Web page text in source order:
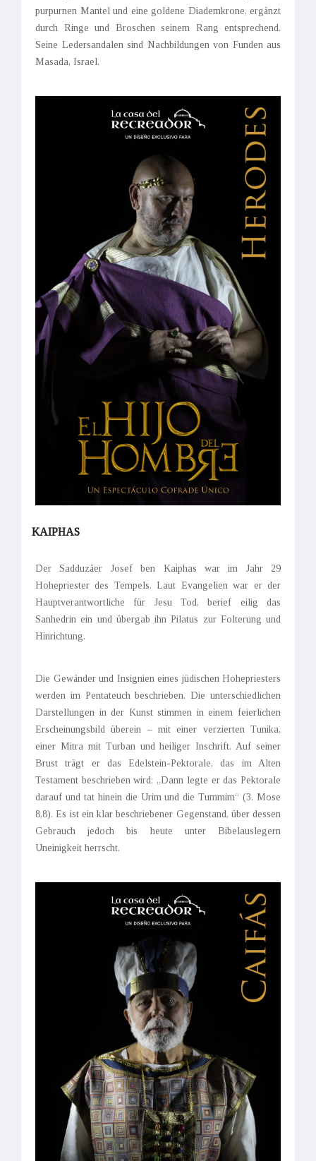
purpurnen Mantel und eine goldene Diademkrone, ergänzt
durch Ringe und Broschen seinem Rang entsprechend.
Seine Ledersandalen sind Nachbildungen von Funden aus
Masada, Israel.
KAIPHAS
Der Sadduzäer Josef ben Kaiphas war im Jahr 29
Hohepriester des Tempels. Laut Evangelien war er der
Hauptverantwortliche für Jesu Tod, berief eilig das
Sanhedrin ein und übergab ihn Pilatus zur Folterung und
Hinrichtung.
Die Gewänder und Insignien eines jüdischen Hohepriesters
werden im Pentateuch beschrieben. Die unterschiedlichen
Darstellungen in der Kunst stimmen in einem feierlichen
Erscheinungsbild überein – mit einer verzierten Tunika,
einer Mitra mit Turban und heiliger Inschrift. Auf seiner
Brust trägt er das Edelstein-Pektorale, das im Alten
Testament beschrieben wird: „Dann legte er das Pektorale
darauf und tat hinein die Urim und die Tummim“ (3. Mose
8,8). Es ist ein klar beschriebener Gegenstand, über dessen
Gebrauch jedoch bis heute unter Bibelauslegern
Uneinigkeit herrscht.